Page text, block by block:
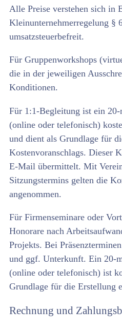
Alle Preise verstehen sich in
Kleinunternehmerregelung §
umsatzsteuerbefreit.
Für Gruppenworkshops
die in der jeweiligen
Konditionen.
Für 1:1-Begleitung ist ein 20-
(online oder telefonisch)
und dient als Grundlage für
Kostenvoranschlags. Dieser
E-Mail übermittelt. Mit
Sitzungstermins gelten die
angenommen.
Für Firmenseminare oder
Honorare nach
Projekts. Bei
und ggf. Unterkunft. Ein 20-
(online oder telefonisch) ist
Grundlage für die Erstellung
Rechnung und